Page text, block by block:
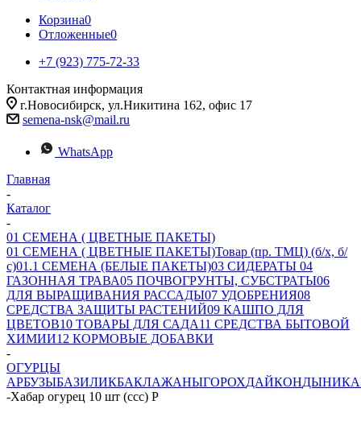
Корзина0
Отложенные0
+7 (923) 775-72-33
Контактная информация
г.Новосибирск, ул.Никитина 162, офис 17
semena-nsk@mail.ru
WhatsApp
Главная
-
Каталог
-
01 СЕМЕНА ( ЦВЕТНЫЕ ПАКЕТЫ)
01 СЕМЕНА ( ЦВЕТНЫЕ ПАКЕТЫ)Товар (пр. ТМЦ) (б/х, б/
с)01.1 СЕМЕНА (БЕЛЫЕ ПАКЕТЫ)03 СИДЕРАТЫ 04
ГАЗОННАЯ ТРАВА05 ПОЧВОГРУНТЫ, СУБСТРАТЫ06
ДЛЯ ВЫРАЩИВАНИЯ РАССАДЫ07 УДОБРЕНИЯ08
СРЕДСТВА ЗАЩИТЫ РАСТЕНИЙ09 КАШПО ДЛЯ
ЦВЕТОВ10 ТОВАРЫ ДЛЯ САДА11 СРЕДСТВА БЫТОВОЙ
ХИМИИ12 КОРМОВЫЕ ДОБАВКИ
-
ОГУРЦЫ
АРБУЗЫБАЗИЛИКБАКЛАЖАНЫГОРОХДАЙКОНДЫНИ
-Хабар огурец 10 шт (ссс) Р